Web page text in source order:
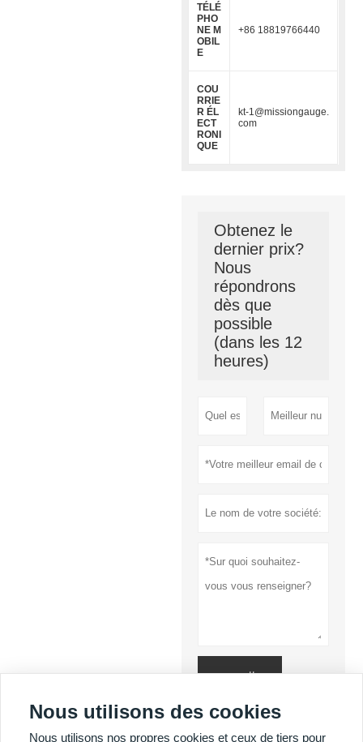
TÉLÉ
PHO
NE M
OBIL
E
+86 18819766440
COU
RRIE
R ÉL
ECT
RONI
QUE
kt-1@missiongauge.
com
Obtenez le
dernier prix?
Nous
répondrons
dès que
possible
(dans les 12
heures)
soumettre
Politique de
Nous utilisons des cookies
Nous utilisons nos propres cookies et ceux de tiers pour